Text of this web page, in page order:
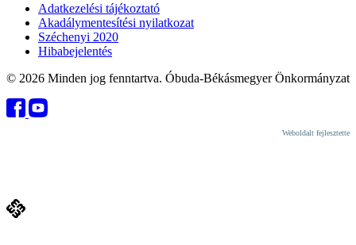
Adatkezelési tájékoztató
Akadálymentesítési nyilatkozat
Széchenyi 2020
Hibabejelentés
© 2026 Minden jog fenntartva. Óbuda-Békásmegyer Önkormányzat
Weboldalt fejlesztette